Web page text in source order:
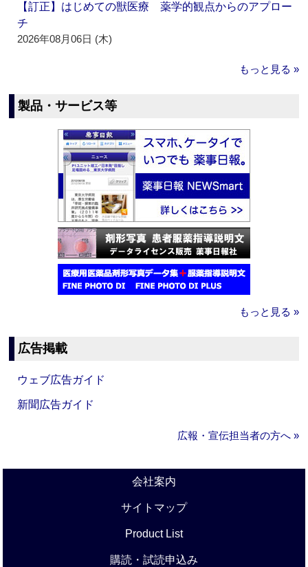
【訂正】はじめての獣医療 薬学的観点からのアプロー
チ
2026年08月06日 (木)
もっと見る »
製品・サービス等
もっと見る »
広告掲載
ウェブ広告ガイド
新聞広告ガイド
広報・宣伝担当者の方へ »
会社案内
サイトマップ
Product List
購読・試読申込み